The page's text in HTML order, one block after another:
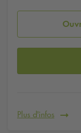
Plus d'infos